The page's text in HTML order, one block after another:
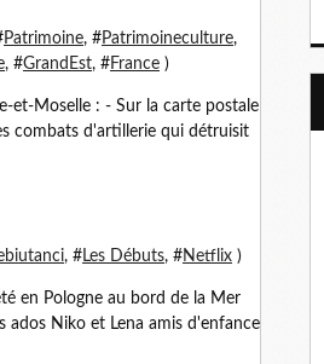
Patrimoine, #Patrimoineculture,
, #GrandEst, #France )
et-Moselle : - Sur la carte postale
combats d'artillerie qui détruisit
, #Les Débuts, #Netflix )
en Pologne au bord de la Mer
ados Niko et Lena amis d'enfance